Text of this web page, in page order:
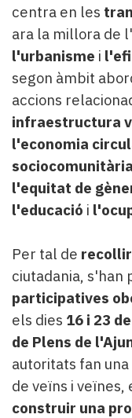
centra en les
ara la millora de
l'urbanisme i
segon àmbit
accions
infraestructura
l'economia
sociocomunitària
l'equitat de
l'educació i
Per tal de
ciutadania, s'han
participatives
els dies 16 i 23
de Plens de
autoritats fan una
de veïns i
construir una